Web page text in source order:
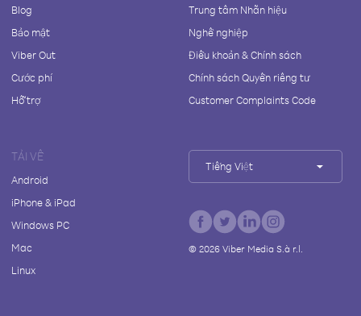
Blog
Bảo mật
Viber Out
Cước phí
Hỗ trợ
Trung tâm Nhãn hiệu
Nghề nghiệp
Điều khoản & Chính sách
Chính sách Quyền riêng tư
Customer Complaints Code
TẢI VỀ
Android
iPhone & iPad
Windows PC
Mac
Linux
Tiếng Việt
© 2026Viber Media S.à r.l.